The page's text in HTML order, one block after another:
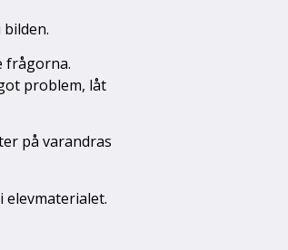
frågorna.
problem, låt
på varandras